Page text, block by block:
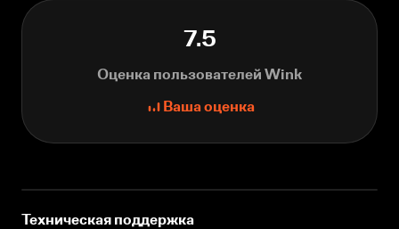
7.5
Оценка пользователей Wink
Ваша оценка
Техническая поддержка